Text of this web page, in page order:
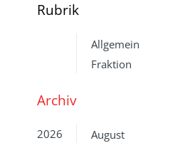
Rubrik
Allgemein
Fraktion
Archiv
2026
August